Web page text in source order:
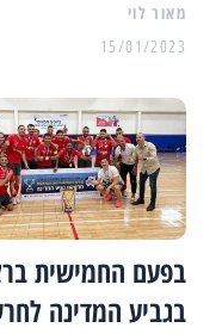
מאור לוי
15/01/2023
בפעם החמישית
בגביע המדינה